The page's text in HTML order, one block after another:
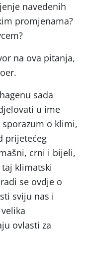
navedenih
promjenama?
na ova pitanja,
sada
u ime
o klimi,
prijetećeg
crni i bijeli,
klimatski
se ovdje o
sviju nas i
ovlasti za